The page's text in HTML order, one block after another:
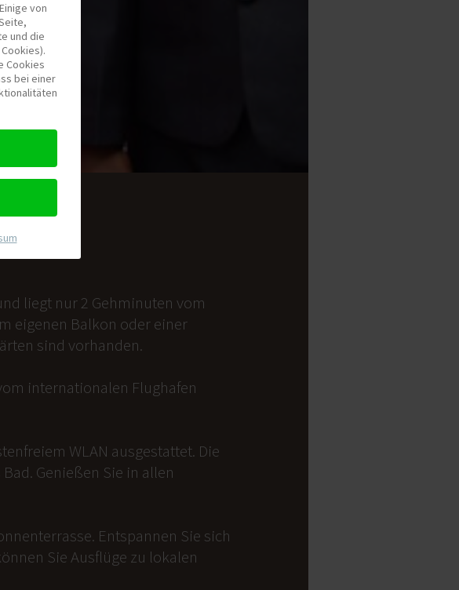
liegt nur 2 Gehminuten vom
eigenen Balkon oder einer
sind vorhanden.
internationalen Flughafen
WLAN ausgestattet. Die
Genießen Sie in allen
Entspannen Sie sich
Sie Ausflüge zu lokalen
von
und die
Cookies
bei einer